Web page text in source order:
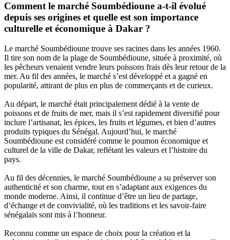
Comment le marché Soumbédioune a-t-il évolué
depuis ses origines et quelle est son importance
culturelle et économique à Dakar ?
Le marché Soumbédioune trouve ses racines dans les années 1960.
Il tire son nom de la plage de Soumbédioune, située à proximité, où
les pêcheurs venaient vendre leurs poissons frais dès leur retour de la
mer. Au fil des années, le marché s’est développé et a gagné en
popularité, attirant de plus en plus de commerçants et de curieux.
Au départ, le marché était principalement dédié à la vente de
poissons et de fruits de mer, mais il s’est rapidement diversifié pour
inclure l’artisanat, les épices, les fruits et légumes, et bien d’autres
produits typiques du Sénégal. Aujourd’hui, le marché
Soumbédioune est considéré comme le poumon économique et
culturel de la ville de Dakar, reflétant les valeurs et l’histoire du
pays.
Au fil des décennies, le marché Soumbédioune a su préserver son
authenticité et son charme, tout en s’adaptant aux exigences du
monde moderne. Ainsi, il continue d’être un lieu de partage,
d’échange et de convivialité, où les traditions et les savoir-faire
sénégalais sont mis à l’honneur.
Reconnu comme un espace de choix pour la création et la